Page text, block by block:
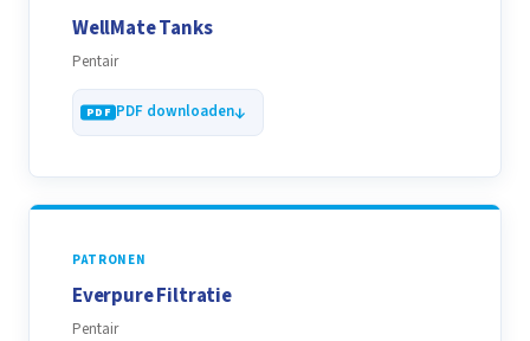
WellMate Tanks
Pentair
PDF downloaden
PATRONEN
Everpure Filtratie
Pentair